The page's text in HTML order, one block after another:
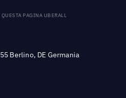
PAGINA UBERALL
Berlino, DE Germania